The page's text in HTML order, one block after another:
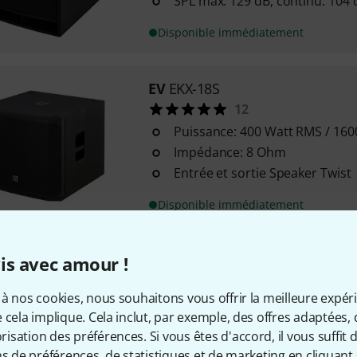
avec amour !
à nos cookies, nous souhaitons vous offrir la meilleure
cela implique. Cela inclut, par exemple, des offres
des préférences. Si vous êtes d'accord, il vous suffit
Disponible immédiatement
EV EKX-18S
12
Puissance: 400 Watt RMS /
Impédance: 8 Ohm
Entrée et sortie Speaker Twist
Disponible immédiatement
Caisson de basse passif
2 haut-parleurs 12" avec
Puissance admissible: 1000